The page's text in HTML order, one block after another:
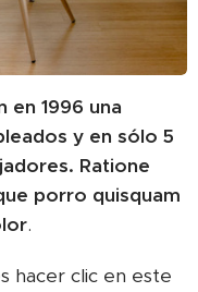
en 1996 una
y en sólo 5
Ratione
porro quisquam
.
hacer clic en este